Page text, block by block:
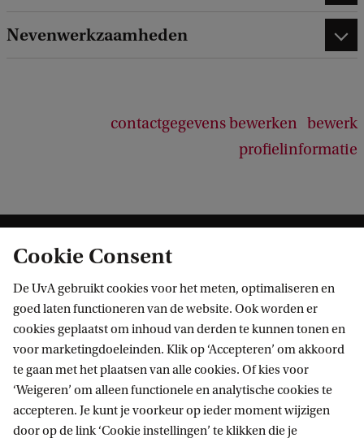
Nevenwerkzaamheden
contactgegevens bewerken bewerk
profielinformatie
Informatie voor
Bachelorstudiekiezers
Masterstudiekiezers
UvA-studenten
Direct naar
Webmail
Cookie Consent
De UvA gebruikt cookies voor het meten, optimaliseren en
goed laten functioneren van de website. Ook worden er
cookies geplaatst om inhoud van derden te kunnen tonen en
voor marketingdoeleinden. Klik op ‘Accepteren’ om akkoord
te gaan met het plaatsen van alle cookies. Of kies voor
‘Weigeren’ om alleen functionele en analytische cookies te
accepteren. Je kunt je voorkeur op ieder moment wijzigen
door op de link ‘Cookie instellingen’ te klikken die je